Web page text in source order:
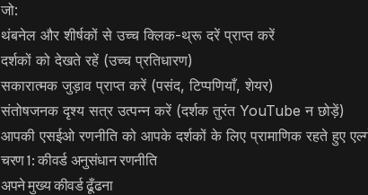
जो:
थंबनेल और शीर्षकों से उच्च क्लिक-थ्रू दरें प्राप्त करें
दर्शकों को देखते रहें (उच्च प्रतिधारण)
सकारात्मक जुड़ाव प्राप्त करें (पसंद, टिप्पणियाँ, शेयर)
संतोषजनक दृश्य सत्र उत्पन्न करें (दर्शक तुरंत YouTube न छोड़ें)
आपकी एसईओ रणनीति को आपके दर्शकों के लिए प्रामाणिक रहते हुए
चरण 1: कीवर्ड अनुसंधान रणनीति
अपने मुख्य कीवर्ड ढूँढना